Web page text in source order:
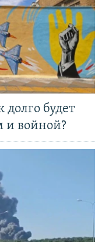
будет
и войной?